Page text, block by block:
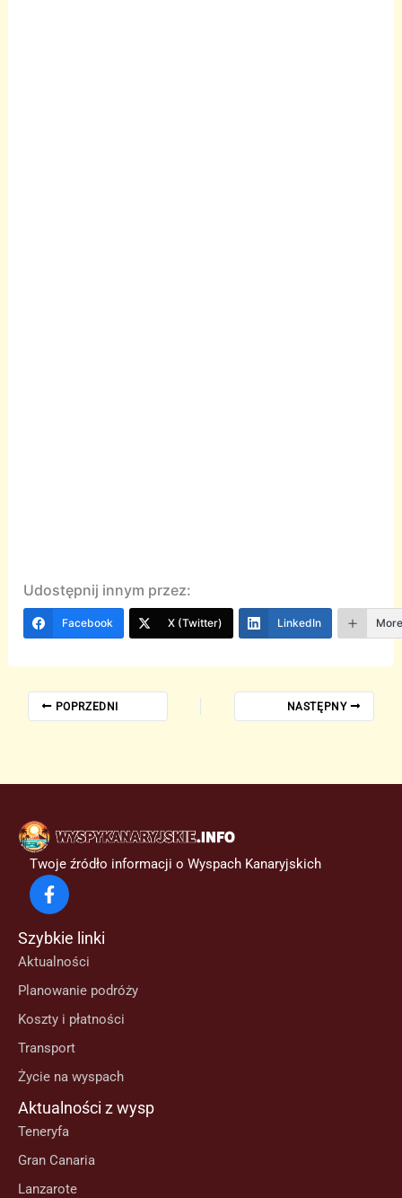
Udostępnij innym przez:
Facebook X (Twitter) LinkedIn
POPRZEDNI NASTĘPNY
Twoje źródło informacji o Wyspach Kanaryjskich
Szybkie linki
Aktualności
Planowanie podróży
Koszty i płatności
Transport
Życie na wyspach
Aktualności z wysp
Teneryfa
Gran Canaria
Lanzarote